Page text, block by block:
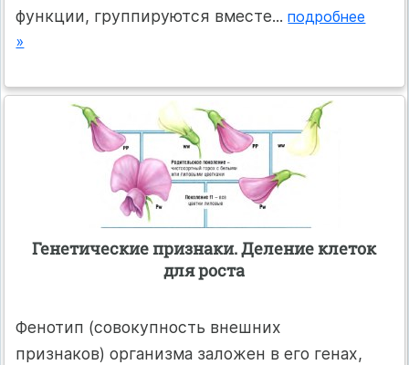
функции, группируются вместе...подробнее
»
Генетические признаки. Деление клеток
для роста
Фенотип (совокупность внешних
признаков) организма заложен в его генах,